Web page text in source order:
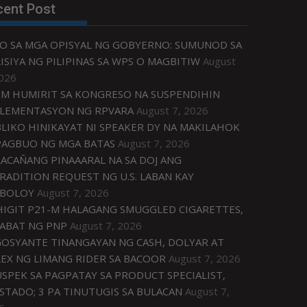
Post
SA MGA OPISYAL NG GOBYERNO: SUMUNOD SA
NG PILIPINAS SA WPS O MAGBITIW August
HUMIRIT SA KONGRESO NA SUSPENDIHIN
NG RPVARA August 7, 2026
HINIKAYAT NI SPEAKER DY NA MAKILAHOK
NG MGA BATAS August 7, 2026
PINAAARAL NA SA DOJ ANG
REQUEST NG U.S. LABAN KAY
August 7, 2026
P21-M HALAGANG SMUGGLED CIGARETTES,
NG PNP August 7, 2026
TINANGAYAN NG CASH, DOLYAR AT
NG LIMANG RIDER SA BACOOR August 7, 2026
SA PAGPATAY SA PRODUCT SPECIALIST,
3 PA TINUTUGIS SA BULACAN August 7,